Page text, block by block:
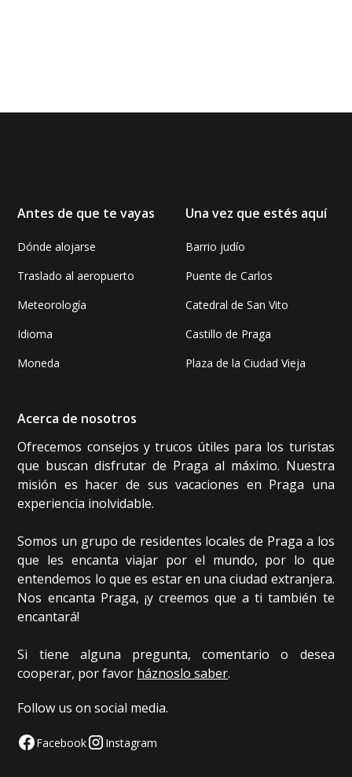
Antes de que te vayas
Dónde alojarse
Traslado al aeropuerto
Meteorología
Idioma
Moneda
Una vez que estés aquí
Barrio judío
Puente de Carlos
Catedral de San Vito
Castillo de Praga
Plaza de la Ciudad Vieja
Acerca de nosotros
Ofrecemos consejos y trucos útiles para los turistas
que buscan disfrutar de Praga al máximo. Nuestra
misión es hacer de sus vacaciones en Praga una
experiencia inolvidable.
Somos un grupo de residentes locales de Praga a los
que les encanta viajar por el mundo, por lo que
entendemos lo que es estar en una ciudad extranjera.
Nos encanta Praga, ¡y creemos que a ti también te
encantará!
Si tiene alguna pregunta, comentario o desea
cooperar, por favor háznoslo saber.
Follow us on social media.
Facebook Instagram